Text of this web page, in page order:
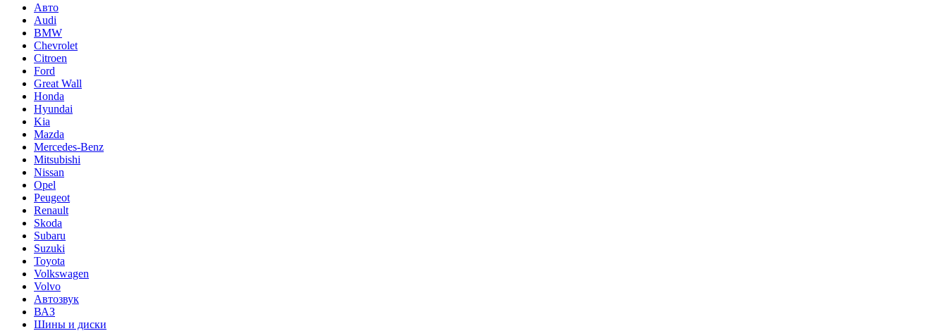
Авто
Audi
BMW
Chevrolet
Citroen
Ford
Great Wall
Honda
Hyundai
Kia
Mazda
Mercedes-Benz
Mitsubishi
Nissan
Opel
Peugeot
Renault
Skoda
Subaru
Suzuki
Toyota
Volkswagen
Volvo
Автозвук
ВАЗ
Шины и диски